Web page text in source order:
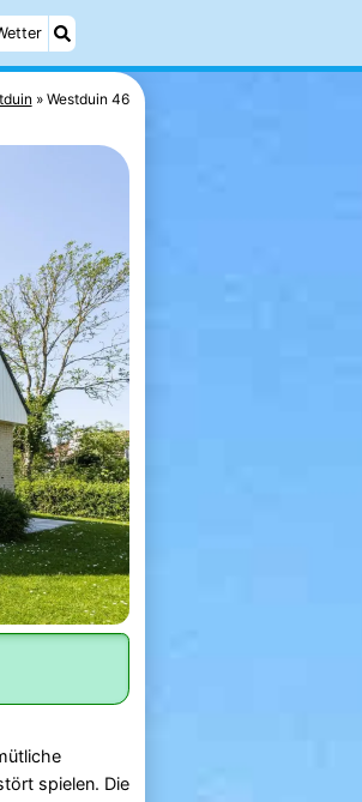
Westduin 46
spielen. Die